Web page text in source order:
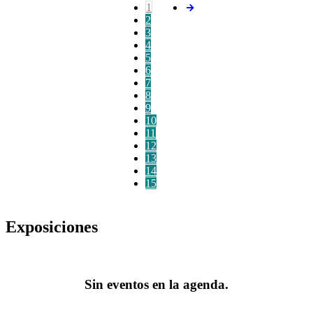
1
2
3
4
5
6
7
8
9
10
11
12
13
14
15
Exposiciones
Sin eventos en la agenda.